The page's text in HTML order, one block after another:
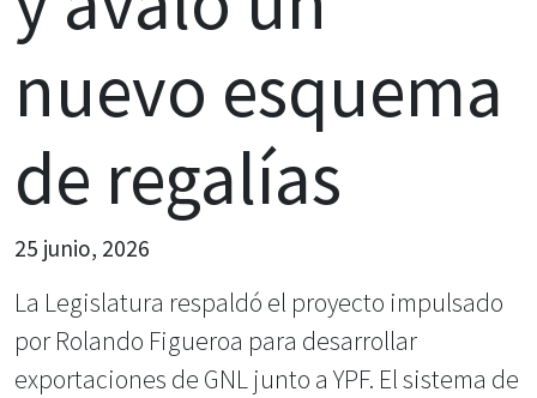
nuevo esquema
de regalías
25 junio, 2026
La Legislatura respaldó el proyecto impulsado
por Rolando Figueroa para desarrollar
exportaciones de GNL junto a YPF. El sistema de